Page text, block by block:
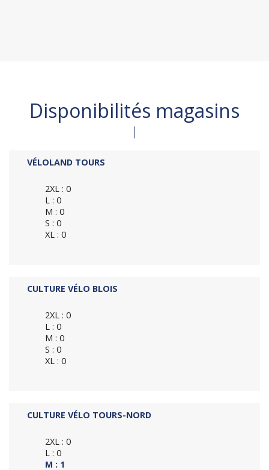
Disponibilités magasins
VÉLOLAND TOURS
2XL : 0
L : 0
M : 0
S : 0
XL : 0
CULTURE VÉLO BLOIS
2XL : 0
L : 0
M : 0
S : 0
XL : 0
CULTURE VÉLO TOURS-NORD
2XL : 0
L : 0
M : 1